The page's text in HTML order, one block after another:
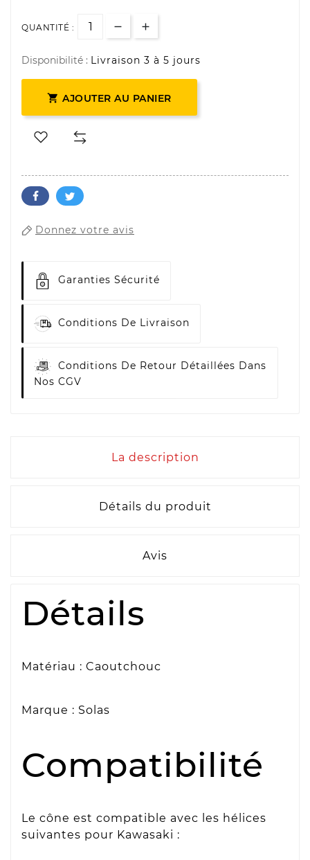
QUANTITÉ :
Disponibilité : Livraison 3 à 5 jours
 AJOUTER AU PANIER
Donnez votre avis
Garanties Sécurité
Conditions De Livraison
Conditions De Retour Détaillées Dans
Nos CGV
La description
Détails du produit
Avis
Détails
Matériau : Caoutchouc
Marque : Solas
Compatibilité
Le cône est compatible avec les hélices
suivantes pour Kawasaki :